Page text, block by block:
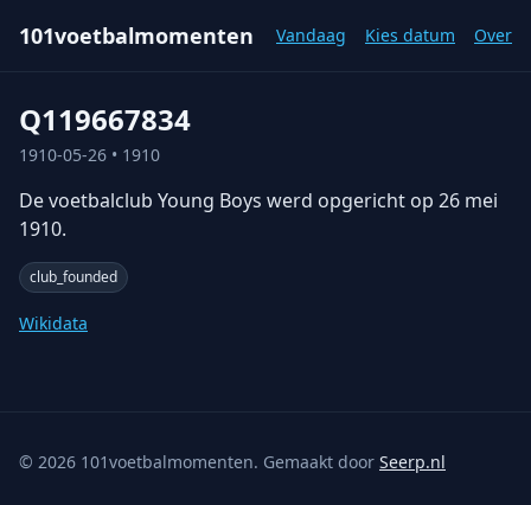
101voetbalmomenten Vandaag Kies datum Over
Q119667834
1910-05-26 • 1910
De voetbalclub Young Boys werd opgericht op 26 mei
1910.
club_founded
Wikidata
© 2026 101voetbalmomenten. Gemaakt door Seerp.nl